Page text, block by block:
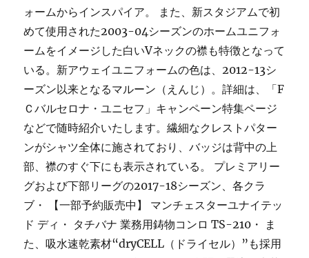
ォームからインスパイア。 また、新スタジアムで初
めて使用された2003-04シーズンのホームユニフォ
ームをイメージした白いVネックの襟も特徴となって
いる。新アウェイユニフォームの色は、2012-13シ
ーズン以来となるマルーン（えんじ）。詳細は、「F
Ｃバルセロナ・ユニセフ」キャンペーン特集ページ
などで随時紹介いたします。繊細なクレストパター
ンがシャツ全体に施されており、バッジは背中の上
部、襟のすぐ下にも表示されている。 プレミアリー
グおよび下部リーグの2017-18シーズン、各クラ
ブ・ 【一部予約販売中】 マンチェスターユナイテッ
ド ディ・ タチバナ 業務用鋳物コンロ TS-210・ ま
た、吸水速乾素材“dryCELL（ドライセル）”も採用